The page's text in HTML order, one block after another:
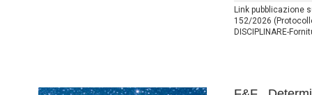
Link pubblicazione
152/2026
DISCIPLINARE-